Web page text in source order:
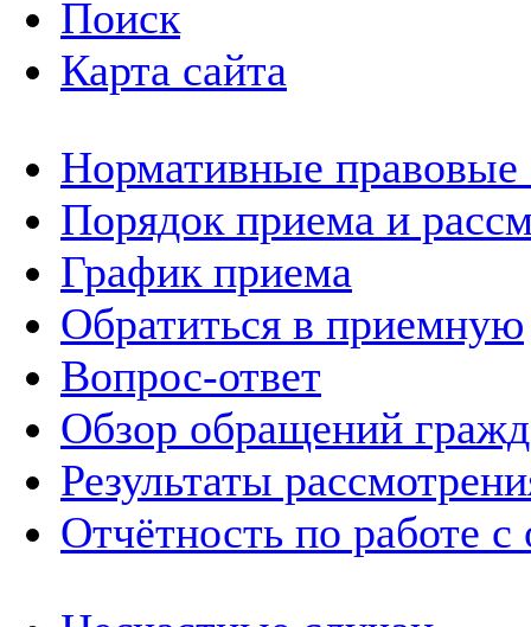
Поиск
Карта сайта
Нормативные правовые
Порядок приема и
График приема
Обратиться в приемную
Вопрос-ответ
Обзор обращений
Результаты
Отчётность по работе